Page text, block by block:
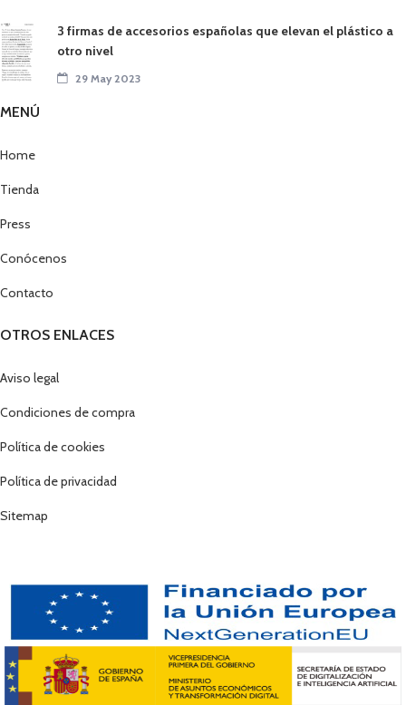
3 firmas de accesorios españolas que elevan el plástico a
otro nivel
29 May 2023
MENÚ
Home
Tienda
Press
Conócenos
Contacto
OTROS ENLACES
Aviso legal
Condiciones de compra
Política de cookies
Política de privacidad
Sitemap